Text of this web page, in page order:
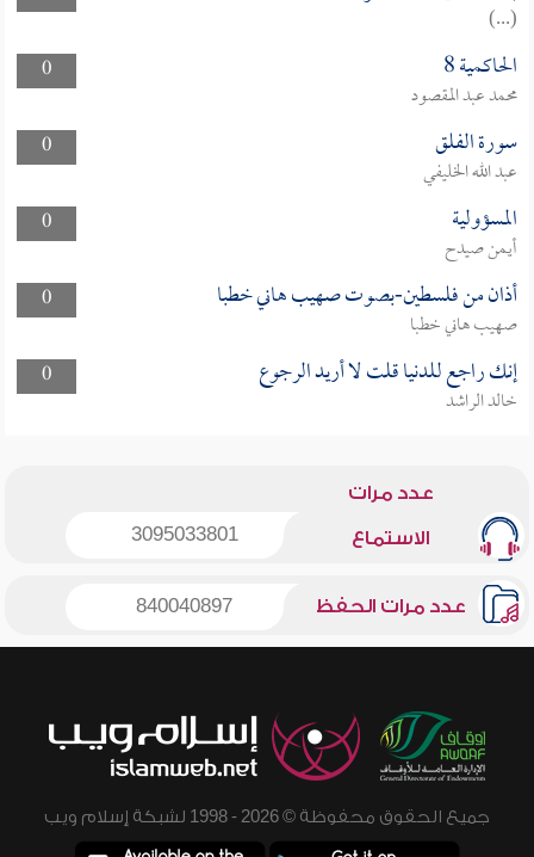
(...)
0
الحاكمية 8
محمد عبد المقصود
0
سورة الفلق
عبد الله الخليفي
0
المسؤولية
أيمن صيدح
0
أذان من فلسطين-بصوت صهيب هاني خطبا
صهيب هاني خطبا
0
إنك راجع للدنيا قلت لا أريد الرجوع
خالد الراشد
عدد مرات
الاستماع 3095033801
عدد مرات الحفظ 840040897
جميع الحقوق محفوظة © 2026 - 1998 لشبكة إسلام ويب